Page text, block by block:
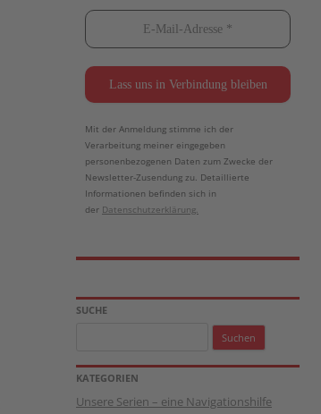
Mit der Anmeldung stimme ich der
Verarbeitung meiner eingegeben
personenbezogenen Daten zum Zwecke der
Newsletter-Zusendung zu. Detaillierte
Informationen befinden sich in
der Datenschutzerklärung.
SUCHE
KATEGORIEN
Unsere Serien – eine Navigationshilfe